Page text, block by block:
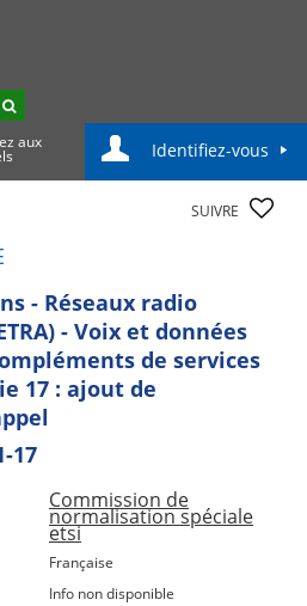
aux Identifiez-vous
SUIVRE
- Réseaux radio
- Voix et données
de services
17 : ajout de
17
Commission de
normalisation spéciale
etsi
Française
Info non disponible